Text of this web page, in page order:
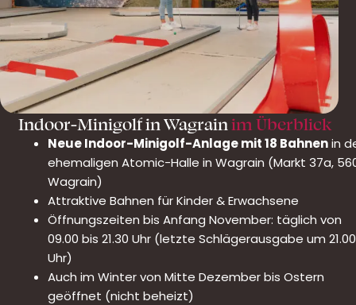
Indoor-Minigolf inWagrainim Überblick
Neue Indoor-Minigolf-Anlage mit 18 Bahnenin
ehemaligen Atomic-Halle in Wagrain (Markt 37a,
Wagrain)
Attraktive Bahnen für Kinder & Erwachsene
Öffnungszeiten bis Anfang November: täglich von
09.00 bis 21.30 Uhr (letzte Schlägerausgabe um 21.00
Uhr)
Auch im Winter von Mitte Dezember bis Ostern
geöffnet (nicht beheizt)